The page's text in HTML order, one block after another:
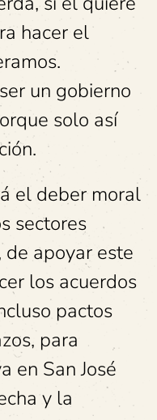
hacer el
un gobierno
solo así
el deber moral
sectores
de apoyar este
los acuerdos
pactos
para
en San José
y la